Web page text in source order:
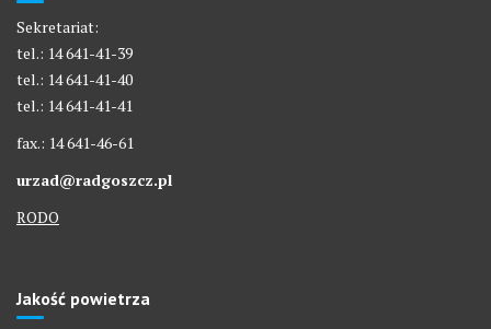
Sekretariat:
tel.: 14 641-41-39
tel.: 14 641-41-40
tel.: 14 641-41-41
fax.: 14 641-46-61
urzad@radgoszcz.pl
RODO
Jakość powietrza